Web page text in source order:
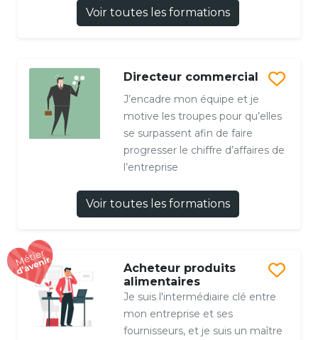
Voir toutes les formations
Directeur commercial
J’encadre mon équipe et je
motive les troupes pour qu’elles
se surpassent afin de faire
progresser le chiffre d’affaires de
l’entreprise
Voir toutes les formations
Acheteur produits
alimentaires
Je suis l'intermédiaire clé entre
mon entreprise et ses
fournisseurs, et je suis un maître